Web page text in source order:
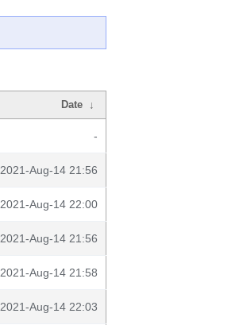
Date ↓
-
2021-Aug-14 21:56
2021-Aug-14 22:00
2021-Aug-14 21:56
2021-Aug-14 21:58
2021-Aug-14 22:03